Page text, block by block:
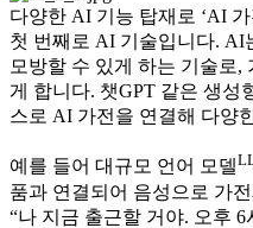
다양한 AI 기능 탑재로 ‘AI 가
첫 번째로 AI 기술입니다. AI
모방할 수 있게 하는 기술로
게 합니다. 챗GPT 같은 생성
스로 AI 가전을 연결해 다양
예를 들어 대규모 언어 모델
품과 연결되어 음성으로 가
“나 지금 출근할 거야. 오후